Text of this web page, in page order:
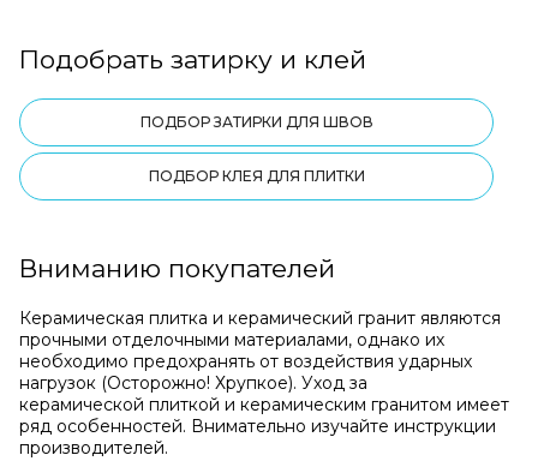
Подобрать затирку и клей
ПОДБОР ЗАТИРКИ ДЛЯ ШВОВ
ПОДБОР КЛЕЯ ДЛЯ ПЛИТКИ
Вниманию покупателей
Керамическая плитка и керамический гранит являются
прочными отделочными материалами, однако их
необходимо предохранять от воздействия ударных
нагрузок (Осторожно! Хрупкое). Уход за
керамической плиткой и керамическим гранитом имеет
ряд особенностей. Внимательно изучайте инструкции
производителей.